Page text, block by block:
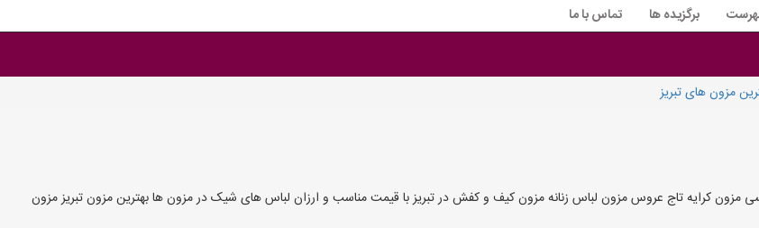
برگزیده ها تماس با ما
مزون های تبریز
مزون کرایه تاج عروس مزون لباس زنانه مزون کیف و کفش در تبریز با قیمت مناسب و ارزان لباس های شیک در مزون ها بهترین مزون تبریز مزون